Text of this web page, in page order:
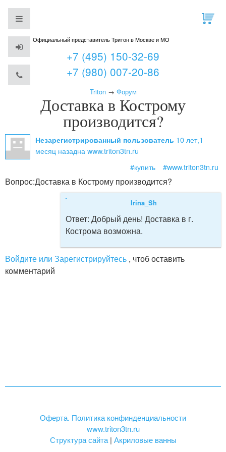
Официальный представитель Тритон в Москве и МО
+7 (495) 150-32-69
+7 (980) 007-20-86
Triton→ Форум
Доставка в Кострому
производится?
Незарегистрированный пользователь 10 лет,1
месяц назадна www.triton3tn.ru
#купить
#www.triton3tn.ru
Вопрос:Доставка в Кострому производится?
Irina_Sh
Ответ: Добрый день! Доставка в г.
Кострома возможна.
Войдите или Зарегистрируйтесь , чтоб оставить
комментарий
Оферта. Политика конфинденциальности
www.triton3tn.ru
Структура сайта| Акриловые ванны